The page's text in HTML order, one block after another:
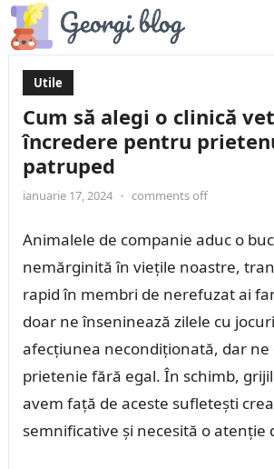
Utile
Cum să alegi o clinică
încredere pentru
patruped
ianuarie 17, 2024 • comments off
Animalele de companie aduc o
nemărginită în viețile noastre,
rapid în membri de nerefuzat ai
doar ne înseninează zilele cu
afecțiunea necondiționată, dar ne
prietenie fără egal. În schimb,
avem față de aceste sufletești
semnificative și necesită o atenție